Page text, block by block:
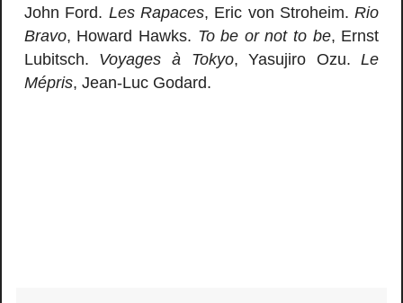
John Ford. Les Rapaces, Eric von Stroheim.Rio
Bravo, Howard Hawks. To be or not to be, Ernst
Lubitsch. Voyages à Tokyo, Yasujiro Ozu.Le
Mépris, Jean-Luc Godard.